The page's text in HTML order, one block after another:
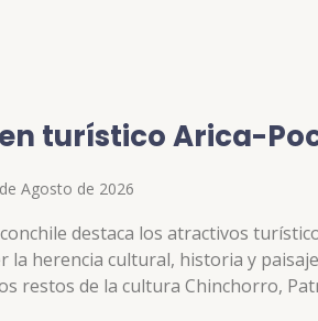
turístico Arica-
Agosto de 2026
destaca los atractivos
la herencia cultural, historia y
restos de la cultura Chinchorro,